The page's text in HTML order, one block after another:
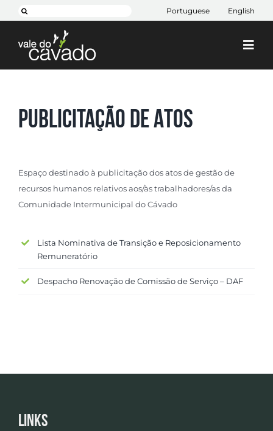
to
content
Pesquisar Portuguese English
Publicitação de Atos
Espaço destinado à publicitação dos atos de gestão de
recursos humanos relativos aos/às trabalhadores/as da
Comunidade Intermunicipal do Cávado
Lista Nominativa de Transição e Reposicionamento
Remuneratório
Despacho Renovação de Comissão de Serviço – DAF
Links